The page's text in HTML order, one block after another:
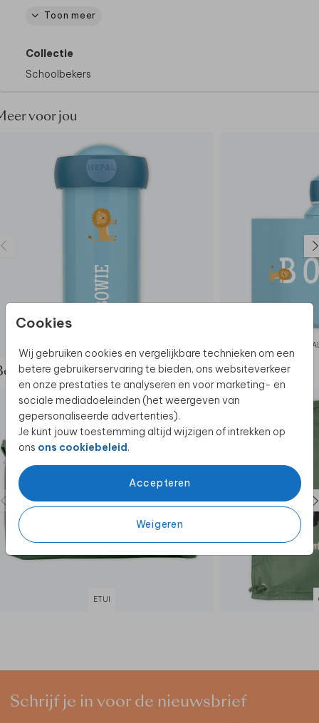
Cookies
Wij gebruiken cookies en vergelijkbare technieken om een
betere gebruikerservaring te bieden, ons websiteverkeer
en onze prestaties te analyseren en voor marketing- en
sociale mediadoeleinden (het weergeven van
gepersonaliseerde advertenties).
Je kunt jouw toestemming altijd wijzigen of intrekken op
ons ons cookiebeleid.
Accepteren
Weigeren
- Inhoud: 400 ml
- BPA-vrij
- Lekt niet
60 graden in de vaatwasser
Toon meer
Collectie
Schoolbekers
voor jou
de complete set
ETUI
Schrijf je in voor de nieuwsbrief